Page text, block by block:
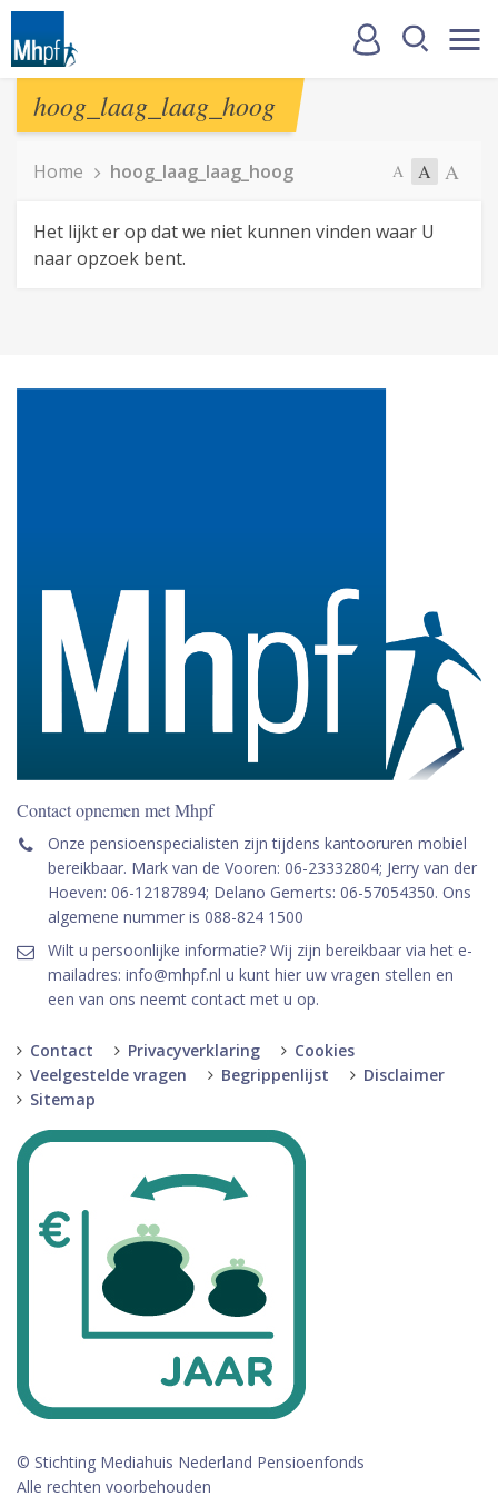
hoog_laag_laag_hoog
Home hoog_laag_laag_hoog A A A
Het lijkt er op dat we niet kunnen vinden waar U
naar opzoek bent.
Contact opnemen met Mhpf
Onze pensioenspecialisten zijn tijdens kantooruren mobiel
bereikbaar. Mark van de Vooren: 06-23332804; Jerry van der
Hoeven: 06-12187894; Delano Gemerts: 06-57054350. Ons
algemene nummer is 088-824 1500
Wilt u persoonlijke informatie? Wij zijn bereikbaar via het e-
mailadres: info@mhpf.nl u kunt hier uw vragen stellen en
een van ons neemt contact met u op.
Contact Privacyverklaring
Cookies
Veelgestelde vragen
Begrippenlijst
Disclaimer
Sitemap
© Stichting Mediahuis Nederland Pensioenfonds
Alle rechten voorbehouden